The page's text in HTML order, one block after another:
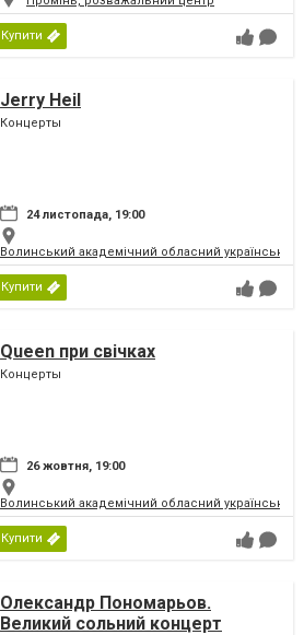
Купити
Jerry Heil
Концерты
24 листопада, 19:00
Волинський академічний обласний
Купити
Queen при свічках
Концерты
26 жовтня, 19:00
Волинський академічний обласний
Купити
Олександр Пономарьов.
Великий сольний концерт